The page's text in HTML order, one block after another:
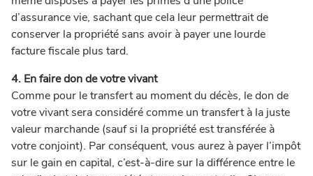
d’assurance vie, sachant que cela leur permettrait de
conserver la propriété sans avoir à payer une lourde
facture fiscale plus tard.
4. En faire don de votre vivant
Comme pour le transfert au moment du décès, le don de
votre vivant sera considéré comme un transfert à la juste
valeur marchande (sauf si la propriété est transférée à
votre conjoint). Par conséquent, vous aurez à payer l’impôt
sur le gain en capital, c’est-à-dire sur la différence entre le